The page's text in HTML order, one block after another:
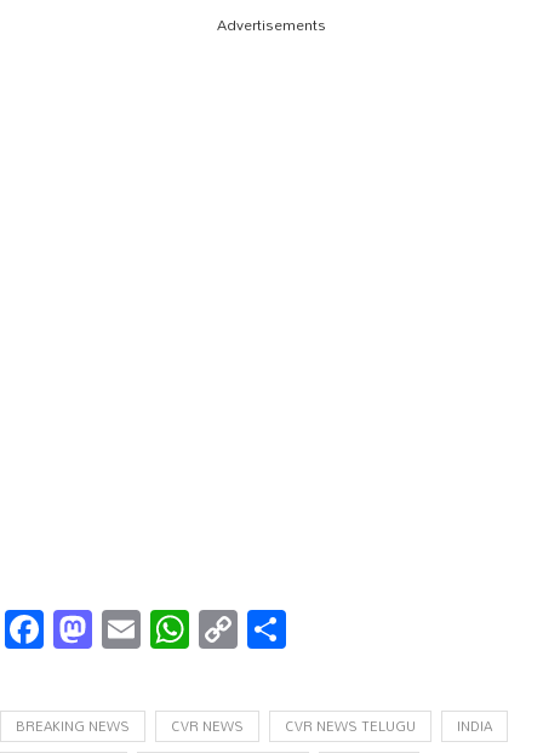
Advertisements
Facebook
Mastodon
EmailWhatsApp
Copy
Link
BREAKING NEWS CVR NEWS CVR NEWS TELUGU
INDIA